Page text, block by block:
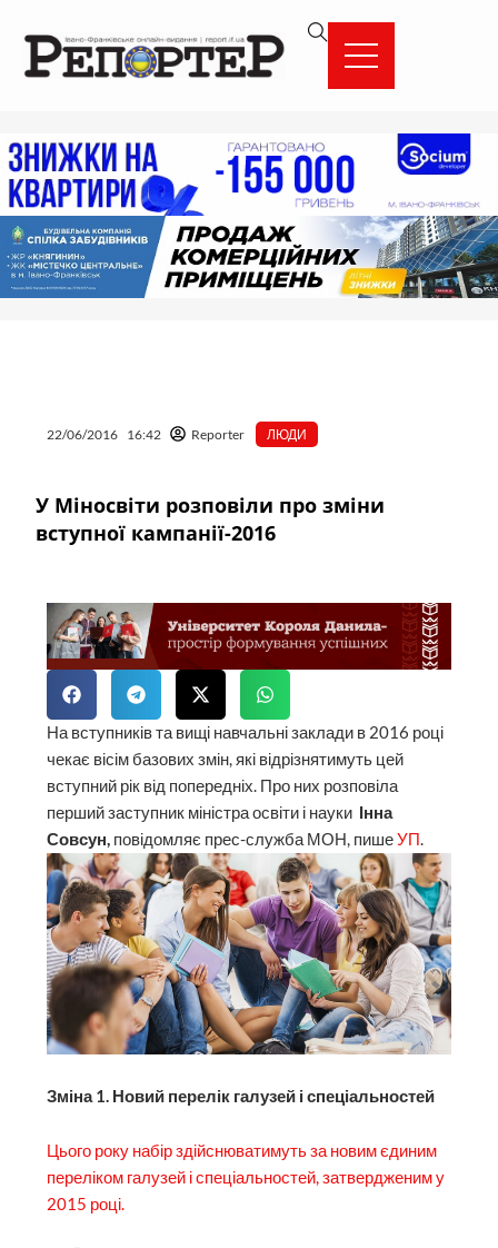
вмісту
22/06/2016 16:42 Reporter ЛЮДИ
У Міносвіти розповіли про зміни
вступної кампанії-2016
На вступників та вищі навчальні заклади в 2016 році
чекає вісім базових змін, які відрізнятимуть цей
вступний рік від попередніх. Про них розповіла
перший заступник міністра освіти і науки Інна
Совсун, повідомляє прес-служба МОН, пишеУП.
Зміна 1. Новий перелік галузей і спеціальностей
Цього року набір здійснюватимуть за новим єдиним
переліком галузей і спеціальностей, затвердженим у
2015 році.